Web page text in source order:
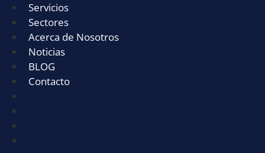
Servicios
Sectores
Acerca de Nosotros
Noticias
BLOG
Contacto